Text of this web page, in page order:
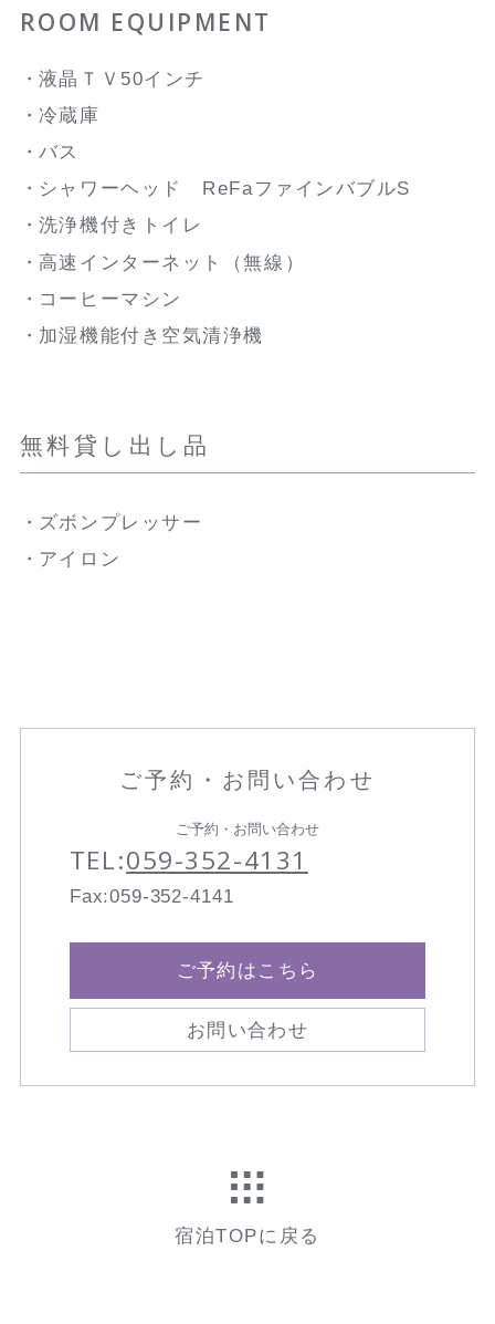
ROOM EQUIPMENT
液晶ＴＶ50インチ
冷蔵庫
バス
シャワーヘッド ReFaファインバブルS
洗浄機付きトイレ
高速インターネット（無線）
コーヒーマシン
加湿機能付き空気清浄機
無料貸し出し品
ズボンプレッサー
アイロン
ご予約・お問い合わせ
ご予約・お問い合わせ
TEL:059-352-4131
Fax:059-352-4141
ご予約はこちら
お問い合わせ
宿泊TOPに戻る